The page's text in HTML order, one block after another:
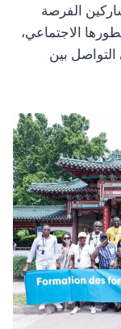
الفرصة
الاجتماعي،
بين